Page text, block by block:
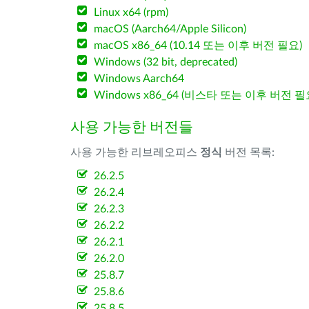
Linux x64 (rpm)
macOS (Aarch64/Apple Silicon)
macOS x86_64 (10.14 또는 이후 버전 필요)
Windows (32 bit, deprecated)
Windows Aarch64
Windows x86_64 (비스타 또는 이후 버전 필
사용 가능한 버전들
사용 가능한 리브레오피스 정식 버전 목록:
26.2.5
26.2.4
26.2.3
26.2.2
26.2.1
26.2.0
25.8.7
25.8.6